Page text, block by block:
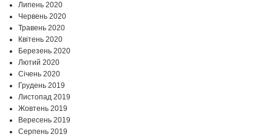
Липень 2020
Червень 2020
Травень 2020
Квітень 2020
Березень 2020
Лютий 2020
Січень 2020
Грудень 2019
Листопад 2019
Жовтень 2019
Вересень 2019
Серпень 2019